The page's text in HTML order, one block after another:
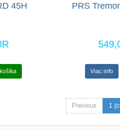
45H PRS
Viac info
Previous 1